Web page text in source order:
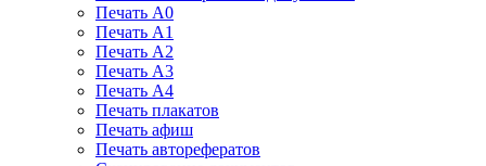
Печать А0
Печать А1
Печать А2
Печать А3
Печать А4
Печать плакатов
Печать афиш
Печать авторефератов